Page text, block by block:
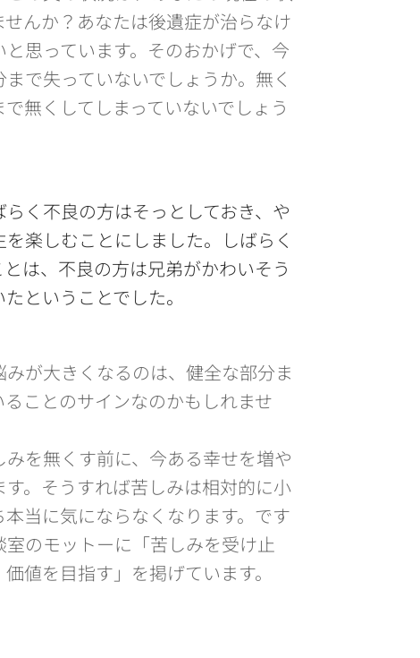
んか？あなたは後遺症が治らなけ
思っています。そのおかげで、今
で失っていないでしょうか。無く
無くしてしまっていないでしょう
く不良の方はそっとしておき、や
楽しむことにしました。しばらく
は、不良の方は兄弟がかわいそう
ということでした。
が大きくなるのは、健全な部分ま
ことのサインなのかもしれませ
を無くす前に、今ある幸せを増や
。そうすれば苦しみは相対的に小
当に気にならなくなります。です
のモットーに「苦しみを受け止
値を目指す」を掲げています。